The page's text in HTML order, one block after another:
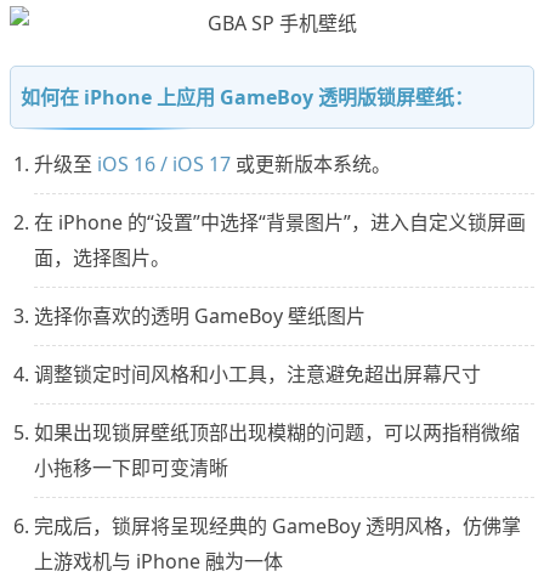
如何在 iPhone 上应用 GameBoy 透明版锁屏壁纸：
升级至 iOS 16 / iOS 17 或更新版本系统。
在 iPhone 的“设置”中选择“背景图片”，进入自定义锁屏画
面，选择图片。
选择你喜欢的透明 GameBoy 壁纸图片
调整锁定时间风格和小工具，注意避免超出屏幕尺寸
如果出现锁屏壁纸顶部出现模糊的问题，可以两指稍微缩
小拖移一下即可变清晰
完成后，锁屏将呈现经典的 GameBoy 透明风格，仿佛掌
上游戏机与 iPhone 融为一体